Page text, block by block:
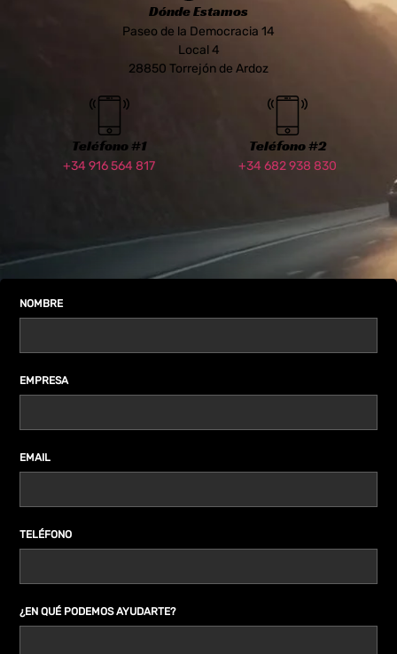
Dónde Estamos
Paseo de la Democracia 14
Local 4
28850 Torrejón de Ardoz
Teléfono #1
+34 916 564 817
Teléfono #2
+34 682 938 830
NOMBRE
EMPRESA
EMAIL
TELÉFONO
¿EN QUÉ PODEMOS AYUDARTE?